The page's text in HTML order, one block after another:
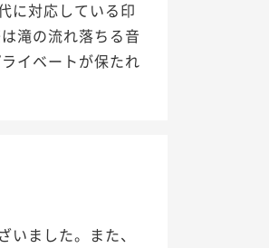
に対応している印
滝の流れ落ちる音
イベートが保たれ
ました。また、